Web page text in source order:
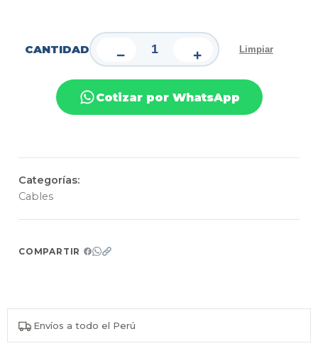
CANTIDAD − + Limpiar
Cotizar por WhatsApp
Categorías:
Cables
COMPARTIR
Envíos a todo el Perú